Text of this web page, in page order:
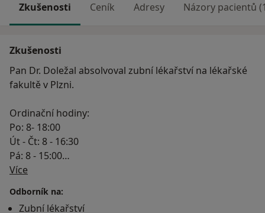
Zkušenosti Ceník Adresy Názory pacientů
Zkušenosti
Pan Dr. Doležal absolvoval zubní lékařství na lékařské
fakultě v Plzni.
Ordinační hodiny:
Po: 8- 18:00
Út - Čt: 8 - 16:30
Pá: 8 - 15:00
Naše zdravotnické zařízení má uzavřenu smlouvu o
úhradě zdravotní péče s VZP (111), VOZP (201) a OZP
(207).
Více
Odborník na:
Zubní lékařství